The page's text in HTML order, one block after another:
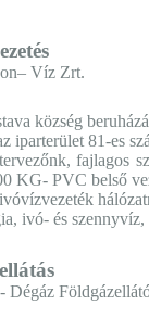
Víz Zrt.
község
iparterület 81-es
fajlagos
KG- PVC belső
ivó- és szennyvíz,
Dégáz